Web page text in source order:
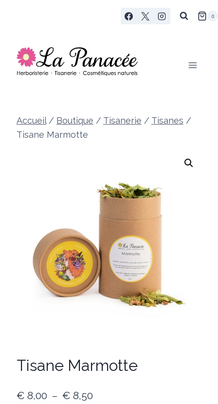
0
Accueil / Boutique / Tisanerie / Tisanes /
Tisane Marmotte
Tisane Marmotte
€ 8,00 – € 8,50Plage